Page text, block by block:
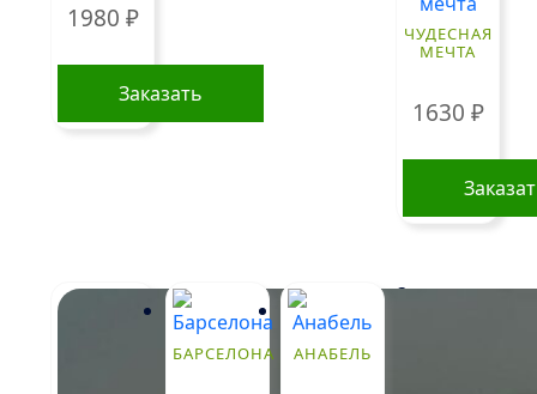
1980 ₽
Заказать
ЧУДЕСНАЯ
МЕЧТА
1630 ₽
БАРСЕЛОНА АНАБЕЛЬ
Стоимость